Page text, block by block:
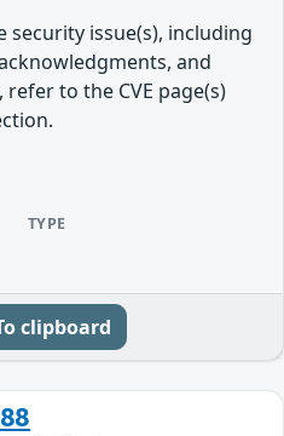
security issue(s), including
and
to the CVE page(s)
TYPE
clipboard